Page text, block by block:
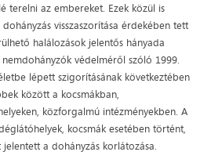
terelni az embereket. Ezek közül is
visszaszorítása érdekében tett
halálozások jelentős hányada
védelméről szóló 1999.
lépett szigorításának következtében
között a kocsmákban,
közforgalmú intézményekben. A
kocsmák esetében történt,
a dohányzás korlátozása.